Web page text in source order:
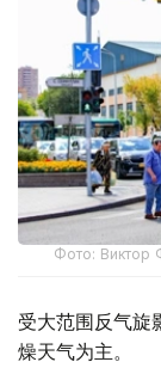
Фото: Виктор
受大范围反气旋
燥天气为主。